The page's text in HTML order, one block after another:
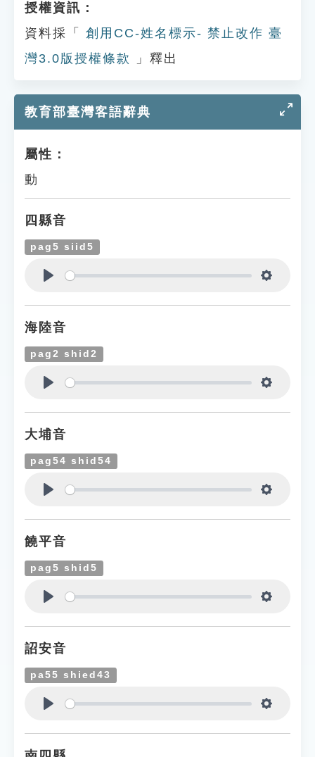
授權資訊：
資料採「
創用CC-姓名標示- 禁止改作 臺
灣3.0版授權條款
」釋出
教育部臺灣客語辭典
屬性：
動
四縣音
pag5 siid5
海陸音
pag2 shid2
大埔音
pag54 shid54
饒平音
pag5 shid5
詔安音
pa55 shied43